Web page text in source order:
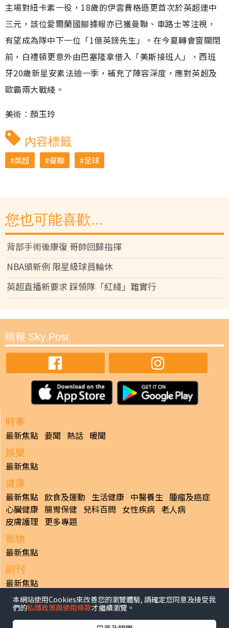
主場對紐卡素一役，18歲的伊雲費格遜更首次於英超連中
三元，該位愛爾蘭國腳據報亦已獲曼聯、車路士等注視，
有望成為隊中下一位「1億英鎊先生」。在今夏轉會窗關閉
前，白禮頓更意外由巴塞隆拿借入「美斯接班人」、西班
牙20歲新星安素法迪一季，補充了陣容深度，應對英超及
歐霸兩大戰綫。
美術︰顏玉玲
內容標籤
英超 曼聯 足球
您也可能喜歡...
背部手術後康復 哥帥回歸指揮
NBA頒新例 限星級球員輪休
英超直播新要求 踩領隊「紅綫」難實行
晴報 Sky Post
時事
最新焦點 要聞 熱話 暖聞
娛樂
最新焦點
健康
最新焦點 飲食及運動 生活健康 中醫養生 腫瘤及癌症
心臟健康 腸胃保健 兒科百問 女性疾病 老人病
皮膚護理 更多專題
寵物
最新焦點
副刊
最新焦點
日報
揭頁版 港聞 財經/地產 中國/國際
本網站使用Cookies來改善您的瀏覽體驗, 請確定您同意及接受我
們的私隱政策與使用條款才繼續瀏覽。